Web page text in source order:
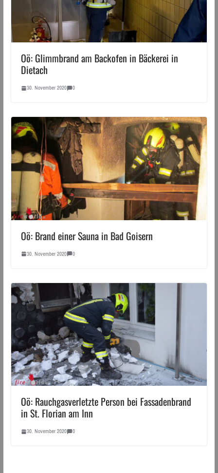
Oö: Glimmbrand am Backofen in Bäckerei in
Dietach
30. November 2020 0
Oö: Brand einer Sauna in Bad Goisern
30. November 2020 0
Oö: Rauchgasverletzte Person bei Fassadenbrand
in St. Florian am Inn
30. November 2020 0